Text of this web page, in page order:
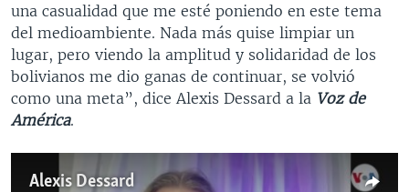
una casualidad que me esté poniendo en este tema
del medioambiente. Nada más quise limpiar un
lugar, pero viendo la amplitud y solidaridad de los
bolivianos me dio ganas de continuar, se volvió
como una meta”, dice Alexis Dessard a la Voz de
América.
Alexis Dessard